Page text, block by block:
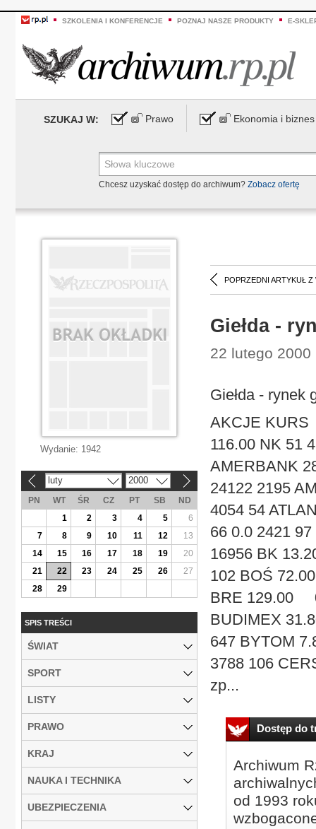
SZKOLENIA I KONFERENCJE POZNAJ NASZE PRODUKTY E-
SZUKAJ W: Prawo Ekonomia i biznes
Chcesz uzyskać dostęp do archiwum? Zobacz ofertę
POPRZEDNI ARTYKUŁ Z
Giełda -
22 lutego 2000
Giełda - rynek
AKCJE
116.00 NK 51
AMERBANK
24122 2195
4054 54
66 0.0 2421
16956 BK
102 BOŚ
BRE 129.00
BUDIMEX
647 BYTOM
3788 106
zp...
Dostęp do
Archiwum
od 1993
Wydanie: 1942
luty 2000
PN WT ŚR CZ PT SB
ND
1
2 3 4 5
6
7
8 9 10 11 12
13
14
15 16 17 18 19
20
21
22 23 24 25 26
27
28
29
SPIS TREŚCI
ŚWIAT
SPORT
LISTY
PRAWO
KRAJ
NAUKA I TECHNIKA
UBEZPIECZENIA